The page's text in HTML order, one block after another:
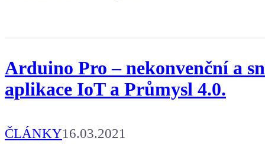
Arduino Pro – nekonvenční a
aplikace IoT a Průmysl 4.0.
ČLÁNKY16.03.2021